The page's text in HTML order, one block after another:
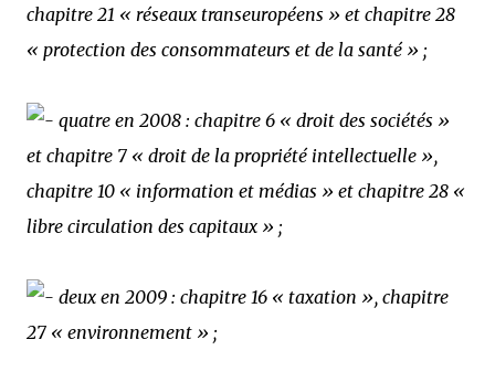
chapitre 21 « réseaux transeuropéens » et chapitre 28
« protection des consommateurs et de la santé » ;
quatre en 2008 : chapitre 6 « droit des sociétés »
et chapitre 7 « droit de la propriété intellectuelle »,
chapitre 10 « information et médias » et chapitre 28 «
libre circulation des capitaux » ;
deux en 2009 : chapitre 16 « taxation », chapitre
27 « environnement » ;